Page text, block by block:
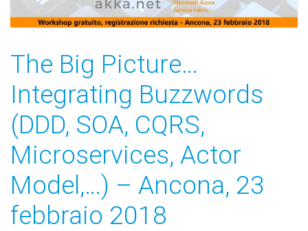
The Big Picture…
Integrating Buzzwords
(DDD, SOA, CQRS,
Microservices, Actor
Model,…) – Ancona, 23
febbraio 2018